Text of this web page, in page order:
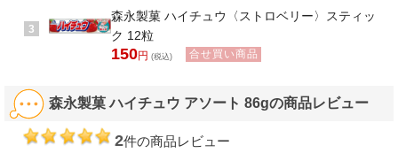
3
森永製菓 ハイチュウ〈ストロベリー〉スティッ
ク 12粒
150円 (税込) 合せ買い商品
森永製菓 ハイチュウ アソート 86gの商品レビュー
2件の商品レビュー